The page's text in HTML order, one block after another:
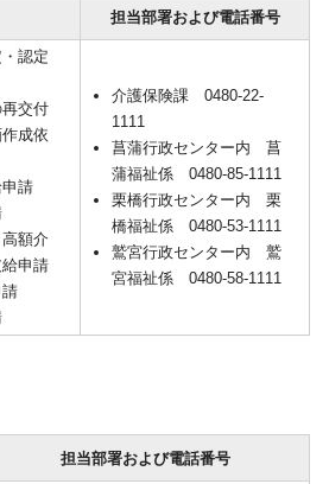
担当部署および電話番号
認定
交付
成依
請
額介
申請
介護保険課 0480-22-
1111
菖蒲行政センター内 菖
蒲福祉係 0480-85-1111
栗橋行政センター内 栗
橋福祉係 0480-53-1111
鷲宮行政センター内 鷲
宮福祉係 0480-58-1111
担当部署および電話番号